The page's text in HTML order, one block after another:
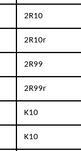
2R10
2R10r
2R99
2R99r
K10
K10